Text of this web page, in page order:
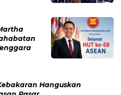
Hanguskan